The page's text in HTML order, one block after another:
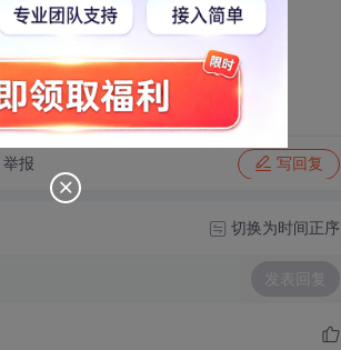
举报 写回复
切换为时间正序
发表回复